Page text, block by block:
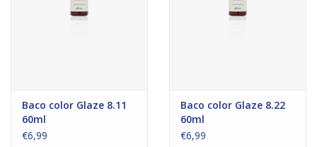
Baco color Glaze 8.11
60ml
€6,99
Baco color Glaze 8.22
60ml
€6,99